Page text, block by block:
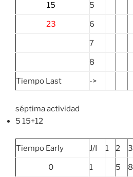
15 5
23 6
7
8
Tiempo Last ->
séptima actividad
5 15+12
Tiempo Early J/I 1 2 3
0 1 5 8